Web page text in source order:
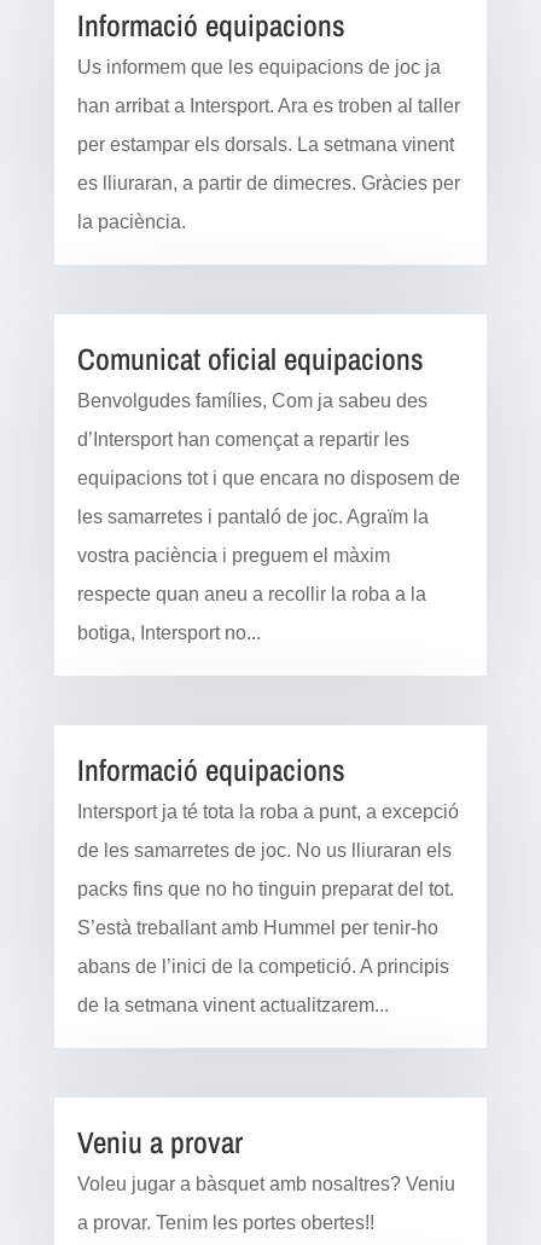
Informació equipacions
Us informem que les equipacions de joc ja
han arribat a Intersport. Ara es troben al taller
per estampar els dorsals. La setmana vinent
es lliuraran, a partir de dimecres. Gràcies per
la paciència.
Comunicat oficial equipacions
Benvolgudes famílies, Com ja sabeu des
d’Intersport han començat a repartir les
equipacions tot i que encara no disposem de
les samarretes i pantaló de joc. Agraïm la
vostra paciència i preguem el màxim
respecte quan aneu a recollir la roba a la
botiga, Intersport no...
Informació equipacions
Intersport ja té tota la roba a punt, a excepció
de les samarretes de joc. No us lliuraran els
packs fins que no ho tinguin preparat del tot.
S’està treballant amb Hummel per tenir-ho
abans de l’inici de la competició. A principis
de la setmana vinent actualitzarem...
Veniu a provar
Voleu jugar a bàsquet amb nosaltres? Veniu
a provar. Tenim les portes obertes!!